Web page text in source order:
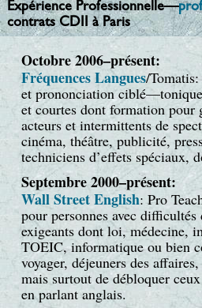
Expérience Professionnelle—
contrats CDII à Paris
Octobre 2006–présent:
Fréquences Langues/
et prononciation
et courtes dont formation pour
acteurs et intermittents de
cinéma, théâtre, publicité,
techniciens d’effets spéciaux,
Septembre 2000–présent:
Wall Street English: Pro
pour personnes avec difficultés
exigeants dont loi, médecine,
TOEIC, informatique ou bien
voyager, déjeuners des
mais surtout de débloquer
en parlant anglais.